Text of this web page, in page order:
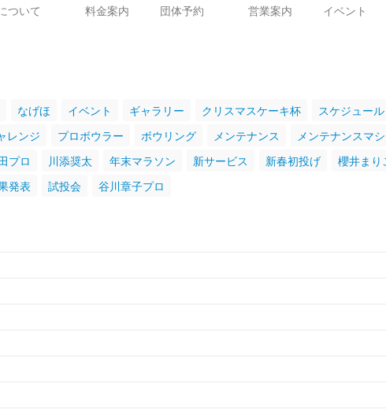
ついて 料金案内 団体予約 営業案内 イベント
なげほ イベント ギャラリー クリスマスケーキ杯
スケジュール
レンジ プロボウラー ボウリング メンテナンス
メンテナンスマ
プロ 川添奨太 年末マラソン 新サービス 新春初投げ
櫻井まり
発表 試投会 谷川章子プロ